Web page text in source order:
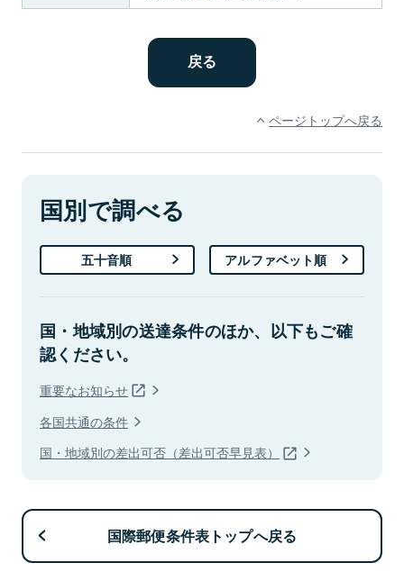
ページトップへ戻る
国別で調べる
五十音順 アルファベット順
国・地域別の送達条件のほか、以下もご確
認ください。
重要なお知らせ
各国共通の条件
国・地域別の差出可否（差出可否早見表）
国際郵便条件表トップへ戻る